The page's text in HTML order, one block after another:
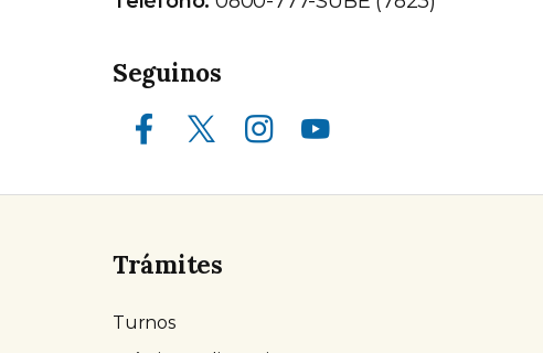
Seguinos
Facebook X (ex Twitter) Instagram
Trámites
Turnos